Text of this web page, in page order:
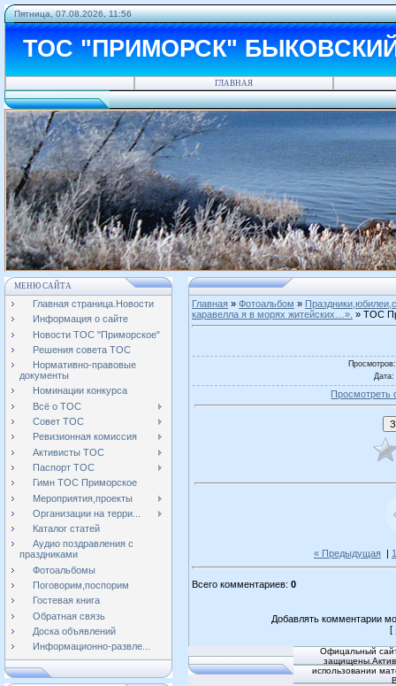
Пятница, 07.08.2026, 11:56
ТОС "ПРИМОРСК"
ГЛАВНАЯ
МЕНЮ САЙТА
Главная страница.Новости
Информация о сайте
Новости ТОС "Приморское"
Решения совета ТОС
Нормативно-правовые
документы
Номинации конкурса
Всё о ТОС
Совет ТОС
Ревизионная комиссия
Активисты ТОС
Паспорт ТОС
Гимн ТОС Приморское
Мероприятия,проекты
Организации на терри...
Каталог статей
Аудио поздравления с
праздниками
Фотоальбомы
Поговорим,поспорим
Гостевая книга
Обратная связь
Доска объявлений
Информационно-развле...
Главная » Фотоальбом »
каравелла я в морях житейских…». » ТОС
Просмотров
Дата:
Просмотреть
« Предыдущая | 1
Всего комментариев: 0
Добавлять комментарии
[
Офицальный
использовании